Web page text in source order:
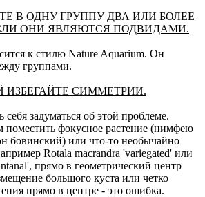
В ОДНУ ГРУППУ ДВА ИЛИ БОЛЕЕ
ОНИ ЯВЛЯЮТСЯ ПОДВИДАМИ.
к стилю Nature Aquarium. Он
группами.
ИЗБЕГАЙТЕ СИММЕТРИИ.
задуматься об этой проблеме.
поместить фокусное растение (нимфею
бовинский) или что-то необычайно
Rotala macrandra 'variegated' или
прямо в геометрический центр
большого куста или четко
прямо в центре - это ошибка.